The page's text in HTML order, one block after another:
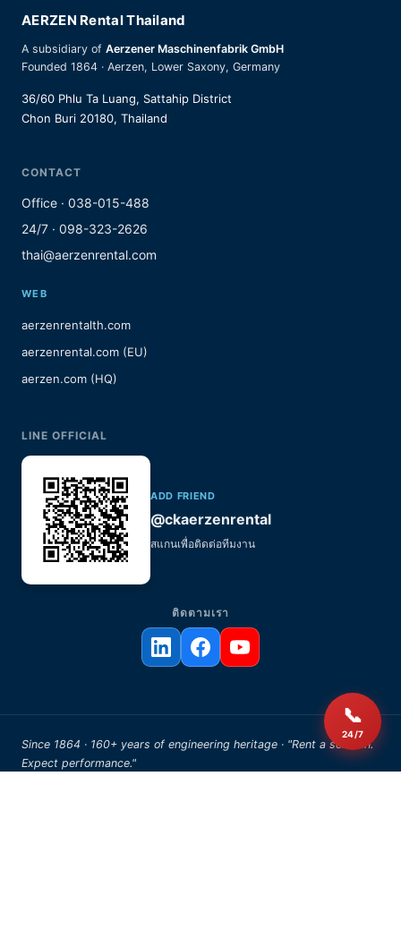
AERZEN Rental Thailand
A subsidiary of Aerzener Maschinenfabrik GmbH
Founded 1864 · Aerzen, Lower Saxony, Germany
36/60 Phlu Ta Luang, Sattahip District
Chon Buri 20180, Thailand
CONTACT
Office · 038-015-488
24/7 · 098-323-2626
thai@aerzenrental.com
WEB
aerzenrentalth.com
aerzenrental.com (EU)
aerzen.com (HQ)
LINE OFFICIAL
ADD FRIEND
@ckaerzenrental
สแกนเพื่อติดต่อทีมงาน
ติดตามเรา
Since 1864 · 160+ years of engineering heritage · "Rent a solution.
Expect performance."
📞
24/7